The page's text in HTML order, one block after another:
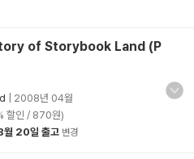
of Storybook Land (P
2008년 04월
할인 / 870원)
월 20일 출고 변경